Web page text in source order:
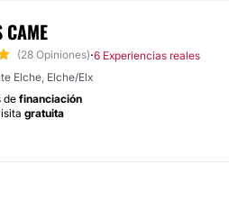
CAME
(28 Opiniones)·6 Experiencias reales
Elche, Elche/Elx
de financiación
gratuita